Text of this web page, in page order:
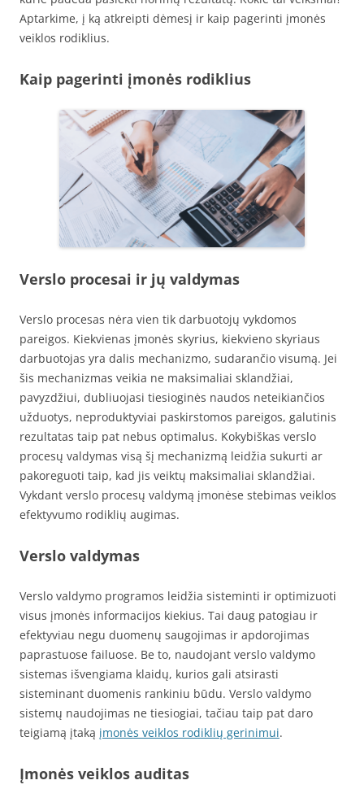
Aptarkime, į ką atkreipti dėmesį ir kaip pagerinti įmonės
veiklos rodiklius.
Kaip pagerinti įmonės rodiklius
Verslo procesai ir jų valdymas
Verslo procesas nėra vien tik darbuotojų vykdomos
pareigos. Kiekvienas įmonės skyrius, kiekvieno skyriaus
darbuotojas yra dalis mechanizmo, sudarančio visumą. Jei
šis mechanizmas veikia ne maksimaliai sklandžiai,
pavyzdžiui, dubliuojasi tiesioginės naudos neteikiančios
užduotys, neproduktyviai paskirstomos pareigos, galutinis
rezultatas taip pat nebus optimalus. Kokybiškas verslo
procesų valdymas visą šį mechanizmą leidžia sukurti ar
pakoreguoti taip, kad jis veiktų maksimaliai sklandžiai.
Vykdant verslo procesų valdymą įmonėse stebimas veiklos
efektyvumo rodiklių augimas.
Verslo valdymas
Verslo valdymo programos leidžia sisteminti ir optimizuoti
visus įmonės informacijos kiekius. Tai daug patogiau ir
efektyviau negu duomenų saugojimas ir apdorojimas
paprastuose failuose. Be to, naudojant verslo valdymo
sistemas išvengiama klaidų, kurios gali atsirasti
sisteminant duomenis rankiniu būdu. Verslo valdymo
sistemų naudojimas ne tiesiogiai, tačiau taip pat daro
teigiamą įtaką įmonės veiklos rodiklių gerinimui.
Įmonės veiklos auditas